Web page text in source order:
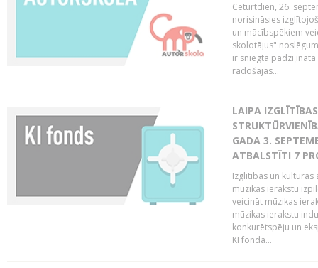
Ceturtdien, 26.
norisināsies
un mācībspēkiem
skolotājus"
ir sniegta
radošajās...
LAIPA
GADA 3.
ATBALSTĪTI 7
Izglītības un
mūzikas ierakstu
veicināt mūzikas
mūzikas ierakstu
konkurētspēju un
KI fonda...